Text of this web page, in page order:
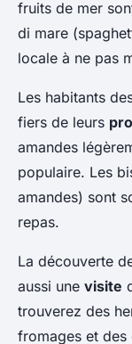
fruits de mer
di mare
locale à ne pas
Les habitants
fiers de leurs
amandes
populaire. Les
amandes) sont
repas.
La découverte
aussi une visite
trouverez des
fromages et des